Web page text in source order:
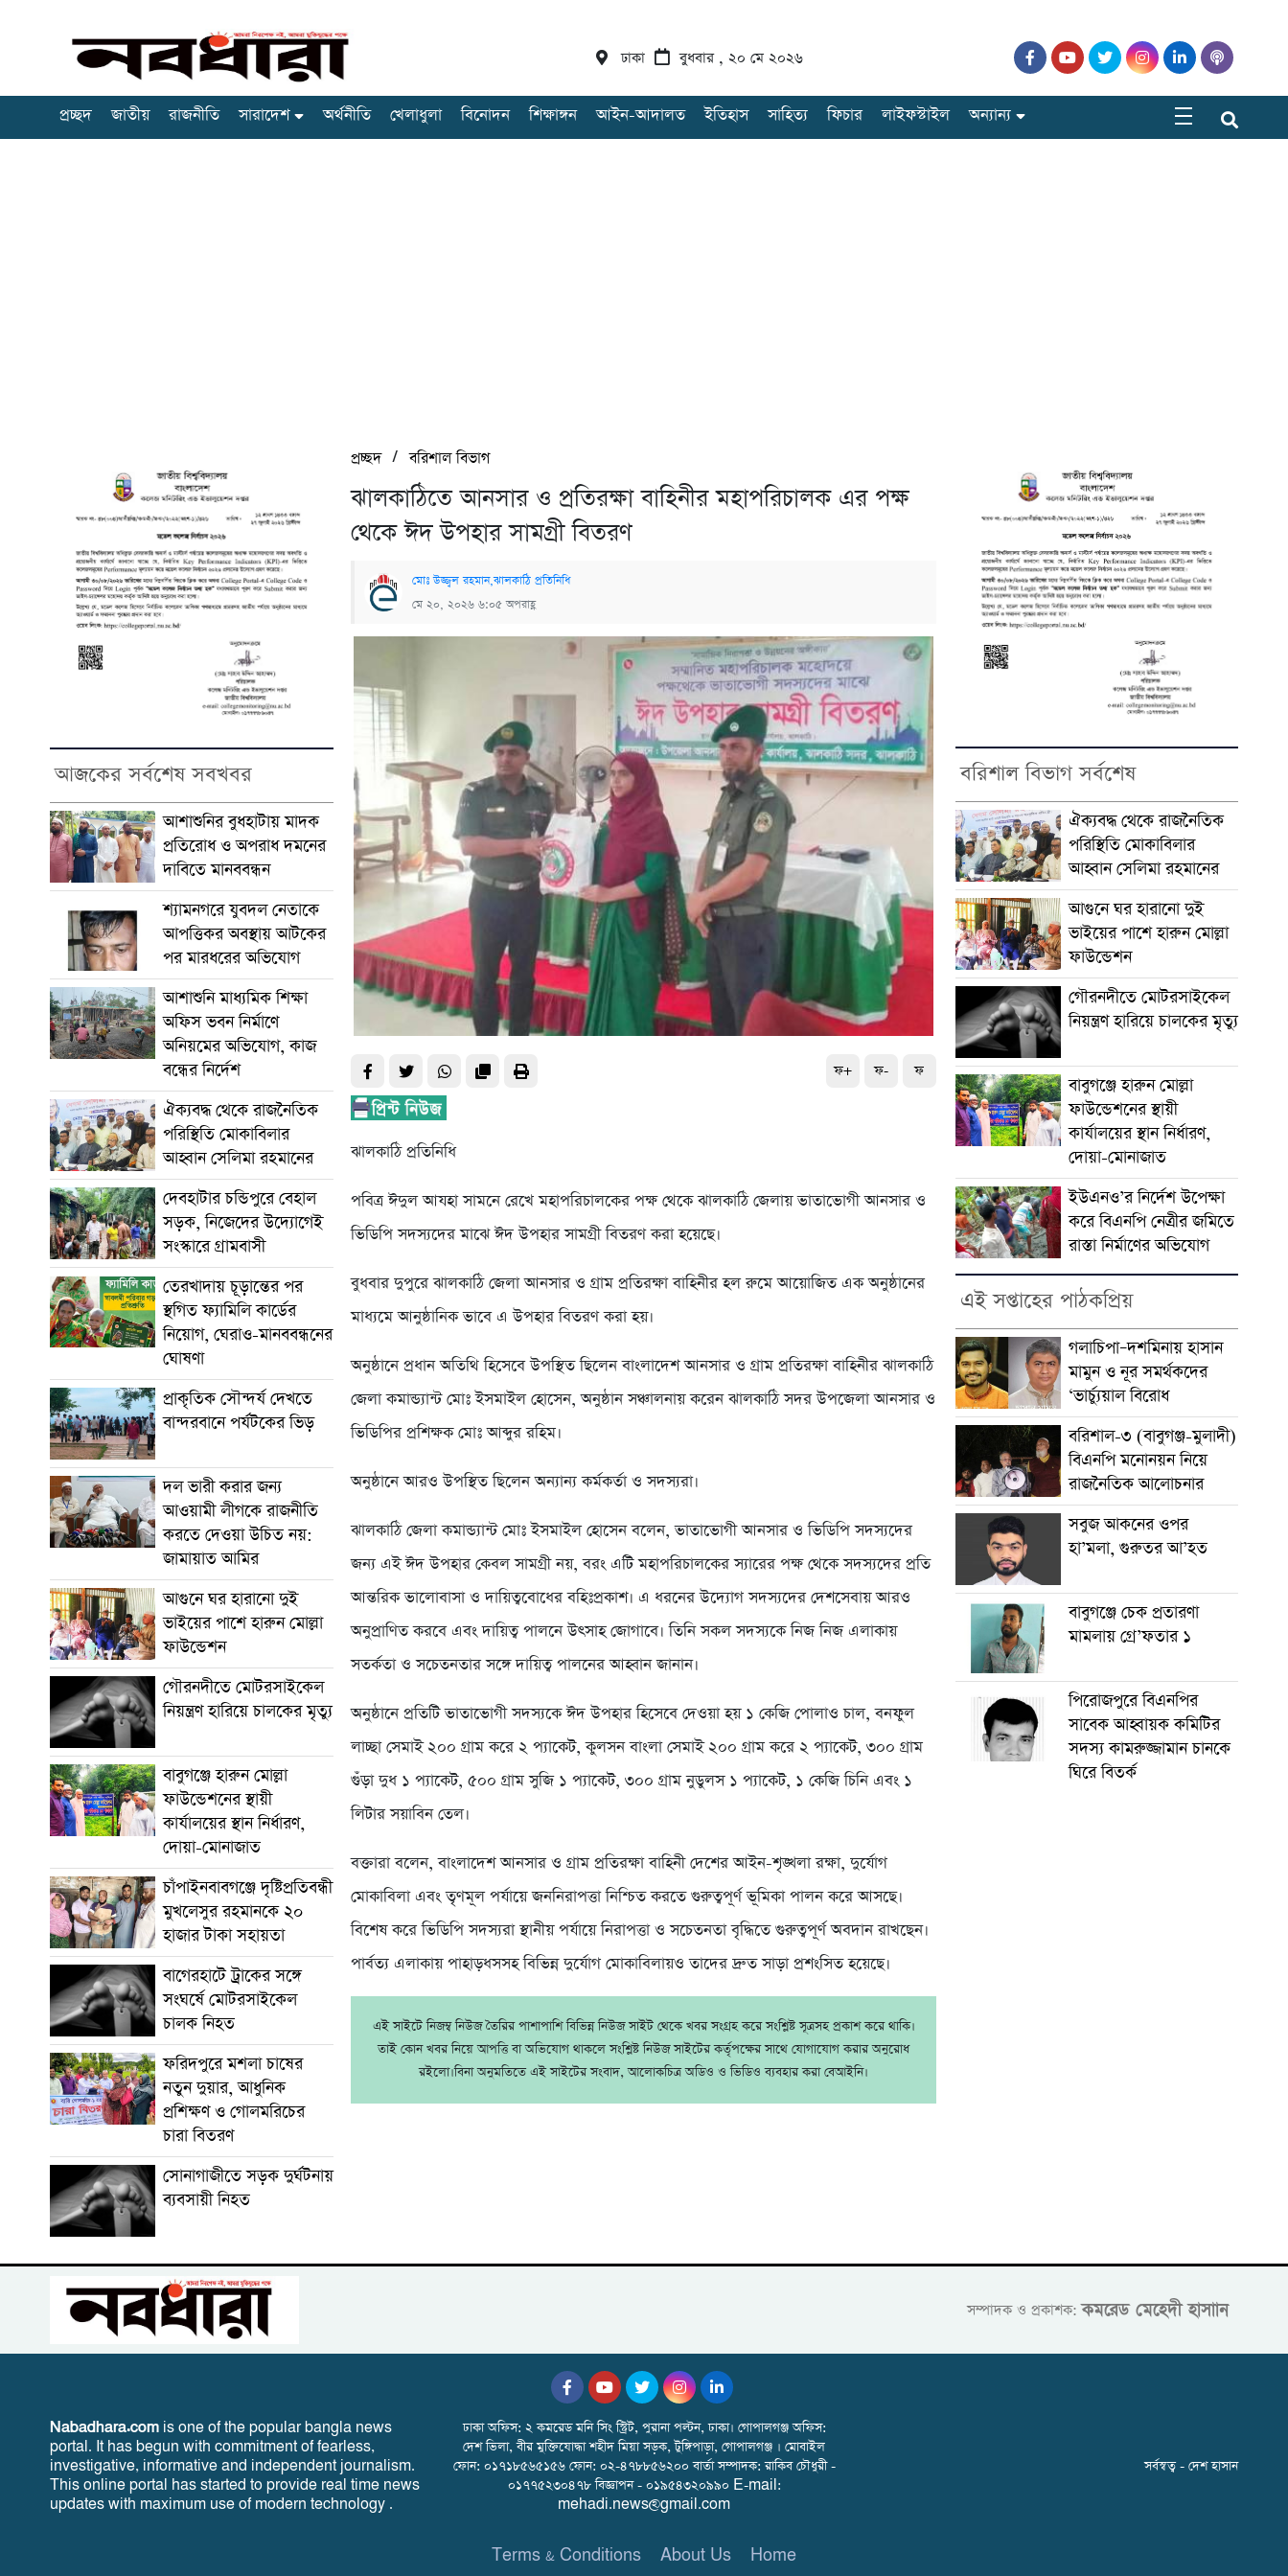
ঢাকা বুধবার , ২০ মে ২০২৬
প্রচ্ছদ জাতীয় রাজনীতি সারাদেশ অর্থনীতি খেলাধুলা বিনোদন শিক্ষাঙ্গন আইন-আদালত ইতিহাস সাহিত্য ফিচার লাইফস্টাইল অন্যান্য
আজকের সর্বশেষ সবখবর
আশাশুনির বুধহাটায় মাদক
প্রতিরোধ ও অপরাধ দমনের
দাবিতে মানববন্ধন
শ্যামনগরে যুবদল নেতাকে
আপত্তিকর অবস্থায় আটকের
পর মারধরের অভিযোগ
আশাশুনি মাধ্যমিক শিক্ষা
অফিস ভবন নির্মাণে
অনিয়মের অভিযোগ, কাজ
বন্ধের নির্দেশ
ঐক্যবদ্ধ থেকে রাজনৈতিক
পরিস্থিতি মোকাবিলার
আহ্বান সেলিমা রহমানের
দেবহাটার চন্ডিপুরে বেহাল
সড়ক, নিজেদের উদ্যোগেই
সংস্কারে গ্রামবাসী
তেরখাদায় চূড়ান্তের পর
স্থগিত ফ্যামিলি কার্ডের
নিয়োগ, ঘেরাও-মানববন্ধনের
ঘোষণা
প্রাকৃতিক সৌন্দর্য দেখতে
বান্দরবানে পর্যটকের ভিড়
দল ভারী করার জন্য
আওয়ামী লীগকে রাজনীতি
করতে দেওয়া উচিত নয়:
জামায়াত আমির
আগুনে ঘর হারানো দুই
ভাইয়ের পাশে হারুন মোল্লা
ফাউন্ডেশন
গৌরনদীতে মোটরসাইকেল
নিয়ন্ত্রণ হারিয়ে চালকের মৃত্যু
বাবুগঞ্জে হারুন মোল্লা
ফাউন্ডেশনের স্থায়ী
কার্যালয়ের স্থান নির্ধারণ,
দোয়া-মোনাজাত
চাঁপাইনবাবগঞ্জে দৃষ্টিপ্রতিবন্ধী
মুখলেসুর রহমানকে ২০
হাজার টাকা সহায়তা
বাগেরহাটে ট্রাকের সঙ্গে
সংঘর্ষে মোটরসাইকেল
চালক নিহত
ফরিদপুরে মশলা চাষের
নতুন দুয়ার, আধুনিক
প্রশিক্ষণ ও গোলমরিচের
চারা বিতরণ
সোনাগাজীতে সড়ক দুর্ঘটনায়
ব্যবসায়ী নিহত
প্রচ্ছদ/বরিশাল বিভাগ
ঝালকাঠিতে আনসার ও প্রতিরক্ষা বাহিনীর মহাপরিচালক এর পক্ষ
থেকে ঈদ উপহার সামগ্রী বিতরণ
মোঃ উজ্জ্বল রহমান,ঝালকাঠি প্রতিনিধি
মে ২০, ২০২৬ ৬:০৫ অপরাহ্ণ
ফ+ ফ- ফ
ঝালকাঠি প্রতিনিধি
পবিত্র ঈদুল আযহা সামনে রেখে মহাপরিচালকের পক্ষ থেকে ঝালকাঠি জেলায় ভাতাভোগী আনসার ও
ভিডিপি সদস্যদের মাঝে ঈদ উপহার সামগ্রী বিতরণ করা হয়েছে।
বুধবার দুপুরে ঝালকাঠি জেলা আনসার ও গ্রাম প্রতিরক্ষা বাহিনীর হল রুমে আয়োজিত এক অনুষ্ঠানের
মাধ্যমে আনুষ্ঠানিক ভাবে এ উপহার বিতরণ করা হয়।
অনুষ্ঠানে প্রধান অতিথি হিসেবে উপস্থিত ছিলেন বাংলাদেশ আনসার ও গ্রাম প্রতিরক্ষা বাহিনীর ঝালকাঠি
জেলা কমান্ড্যান্ট মোঃ ইসমাইল হোসেন, অনুষ্ঠান সঞ্চালনায় করেন ঝালকাঠি সদর উপজেলা আনসার ও
ভিডিপির প্রশিক্ষক মোঃ আব্দুর রহিম।
অনুষ্ঠানে আরও উপস্থিত ছিলেন অন্যান্য কর্মকর্তা ও সদস্যরা।
ঝালকাঠি জেলা কমান্ড্যান্ট মোঃ ইসমাইল হোসেন বলেন, ভাতাভোগী আনসার ও ভিডিপি সদস্যদের
জন্য এই ঈদ উপহার কেবল সামগ্রী নয়, বরং এটি মহাপরিচালকের স্যারের পক্ষ থেকে সদস্যদের প্রতি
আন্তরিক ভালোবাসা ও দায়িত্ববোধের বহিঃপ্রকাশ। এ ধরনের উদ্যোগ সদস্যদের দেশসেবায় আরও
অনুপ্রাণিত করবে এবং দায়িত্ব পালনে উৎসাহ জোগাবে। তিনি সকল সদস্যকে নিজ নিজ এলাকায়
সতর্কতা ও সচেতনতার সঙ্গে দায়িত্ব পালনের আহ্বান জানান।
অনুষ্ঠানে প্রতিটি ভাতাভোগী সদস্যকে ঈদ উপহার হিসেবে দেওয়া হয় ১ কেজি পোলাও চাল, বনফুল
লাচ্ছা সেমাই ২০০ গ্রাম করে ২ প্যাকেট, কুলসন বাংলা সেমাই ২০০ গ্রাম করে ২ প্যাকেট, ৩০০ গ্রাম
গুঁড়া দুধ ১ প্যাকেট, ৫০০ গ্রাম সুজি ১ প্যাকেট, ৩০০ গ্রাম নুডুলস ১ প্যাকেট, ১ কেজি চিনি এবং ১
লিটার সয়াবিন তেল।
বক্তারা বলেন, বাংলাদেশ আনসার ও গ্রাম প্রতিরক্ষা বাহিনী দেশের আইন-শৃঙ্খলা রক্ষা, দুর্যোগ
মোকাবিলা এবং তৃণমূল পর্যায়ে জননিরাপত্তা নিশ্চিত করতে গুরুত্বপূর্ণ ভূমিকা পালন করে আসছে।
বিশেষ করে ভিডিপি সদস্যরা স্থানীয় পর্যায়ে নিরাপত্তা ও সচেতনতা বৃদ্ধিতে গুরুত্বপূর্ণ অবদান রাখছেন।
পার্বত্য এলাকায় পাহাড়ধসসহ বিভিন্ন দুর্যোগ মোকাবিলায়ও তাদের দ্রুত সাড়া প্রশংসিত হয়েছে।
এই সাইটে নিজম্ব নিউজ তৈরির পাশাপাশি বিভিন্ন নিউজ সাইট থেকে খবর সংগ্রহ করে সংশ্লিষ্ট সূত্রসহ প্রকাশ করে থাকি।
তাই কোন খবর নিয়ে আপত্তি বা অভিযোগ থাকলে সংশ্লিষ্ট নিউজ সাইটের কর্তৃপক্ষের সাথে যোগাযোগ করার অনুরোধ
রইলো।বিনা অনুমতিতে এই সাইটের সংবাদ, আলোকচিত্র অডিও ও ভিডিও ব্যবহার করা বেআইনি।
বরিশাল বিভাগ সর্বশেষ
ঐক্যবদ্ধ থেকে রাজনৈতিক
পরিস্থিতি মোকাবিলার
আহ্বান সেলিমা রহমানের
আগুনে ঘর হারানো দুই
ভাইয়ের পাশে হারুন মোল্লা
ফাউন্ডেশন
গৌরনদীতে মোটরসাইকেল
নিয়ন্ত্রণ হারিয়ে চালকের মৃত্যু
বাবুগঞ্জে হারুন মোল্লা
ফাউন্ডেশনের স্থায়ী
কার্যালয়ের স্থান নির্ধারণ,
দোয়া-মোনাজাত
ইউএনও’র নির্দেশ উপেক্ষা
করে বিএনপি নেত্রীর জমিতে
রাস্তা নির্মাণের অভিযোগ
এই সপ্তাহের পাঠকপ্রিয়
গলাচিপা–দশমিনায় হাসান
মামুন ও নূর সমর্থকদের
‘ভার্চ্যুয়াল বিরোধ
বরিশাল-৩ (বাবুগঞ্জ-মুলাদী)
বিএনপি মনোনয়ন নিয়ে
রাজনৈতিক আলোচনার
সবুজ আকনের ওপর
হা’মলা, গুরুতর আ’হত
বাবুগঞ্জে চেক প্রতারণা
মামলায় গ্রে’ফতার ১
পিরোজপুরে বিএনপির
সাবেক আহ্বায়ক কমিটির
সদস্য কামরুজ্জামান চানকে
ঘিরে বিতর্ক
সম্পাদক ও প্রকাশক:কমরেড মেহেদী হাসাান
Nabadhara.com is one of the popular bangla news
portal. It has begun with commitment of fearless,
investigative, informative and independent journalism.
This online portal has started to provide real time news
updates with maximum use of modern technology .
ঢাকা অফিস: ২ কমরেড মনি সিং স্ট্রিট, পুরানা পল্টন, ঢাকা। গোপালগঞ্জ অফিস:
দেশ ভিলা, বীর মুক্তিযোদ্ধা শহীদ মিয়া সড়ক, টুঙ্গিপাড়া, গোপালগঞ্জ । মোবাইল
ফোন: ০১৭১৮৫৬৫১৫৬ ফোন: ০২-৪৭৮৮৫৬২০০ বার্তা সম্পাদক: রাকিব চৌধুরী -
০১৭৭৫২৩০৪৭৮ বিজ্ঞাপন - ০১৯৫৪৩২০৯৯০ E-mail:
mehadi.news@gmail.com
Terms & Conditions About Us Home
সর্বস্বত্ব - দেশ হাসান